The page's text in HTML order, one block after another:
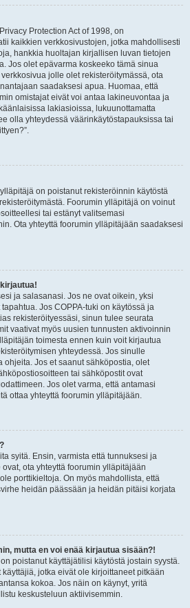
Protection Act of 1998, on
kaikkien verkkosivustojen, jotka mahdollisesti
hankkia huoltajan kirjallisen luvan tietojen
Jos olet epävarma koskeeko tämä sinua
jolle olet rekisteröitymässä, ota
saadaksesi apua. Huomaa, että
omistajat eivät voi antaa lakineuvontaa ja
lakiasioissa, lukuunottamatta
olla yhteydessä väärinkäytöstapauksissa tai
on poistanut rekisteröinnin käytöstä
Foorumin ylläpitäjä on voinut
tai estänyt valitsemasi
Ota yhteyttä foorumin ylläpitäjään saadaksesi
ja salasanasi. Jos ne ovat oikein, yksi
Jos COPPA-tuki on käytössä ja
rekisteröityessäsi, sinun tulee seurata
vaativat myös uusien tunnusten aktivoinnin
toimesta ennen kuin voit kirjautua
yhteydessä. Jos sinulle
ohjeita. Jos et saanut sähköpostia, olet
tai sähköpostit ovat
Jos olet varma, että antamasi
ottaa yhteyttä foorumin ylläpitäjään.
syitä. Ensin, varmista että tunnuksesi ja
ota yhteyttä foorumin ylläpitäjään
porttikieltoja. On myös mahdollista, että
heidän päässään ja heidän pitäisi korjata
mutta en voi enää kirjautua sisään?!
poistanut käyttäjätilisi käytöstä jostain syystä.
jotka eivät ole kirjoittaneet pitkään
kokoa. Jos näin on käynyt, yritä
keskusteluun aktiivisemmin.